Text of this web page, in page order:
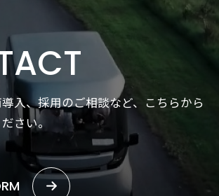
入、採用のご相談など、こちらから
さい。